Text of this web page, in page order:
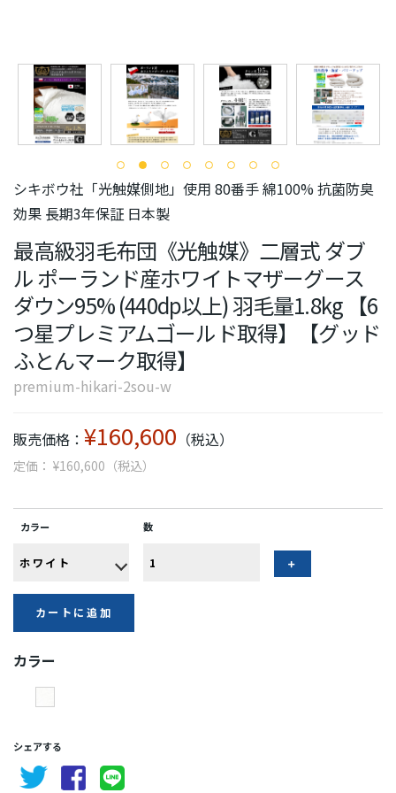
シキボウ社「光触媒側地」使用 80番手 綿100% 抗菌防臭
効果 長期3年保証 日本製
最高級羽毛布団《光触媒》二層式 ダブ
ル ポーランド産ホワイトマザーグース
ダウン95% (440dp以上) 羽毛量1.8kg 【6
つ星プレミアムゴールド取得】【グッド
ふとんマーク取得】
premium-hikari-2sou-w
販売価格： ¥160,600 （税込）
定価： ¥160,600（税込）
カラー 数
カートに追加
カラー
シェアする